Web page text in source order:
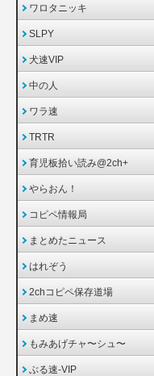
ワロタニッキ
SLPY
犬速VIP
中の人
ワラ速
TRTR
育児板拾い読み@2ch+
やらおん！
コピペ情報局
まとめたニュース
はれぞう
2chコピペ保存道場
まめ速
もみあげチャ〜シュ〜
ぶる速-VIP